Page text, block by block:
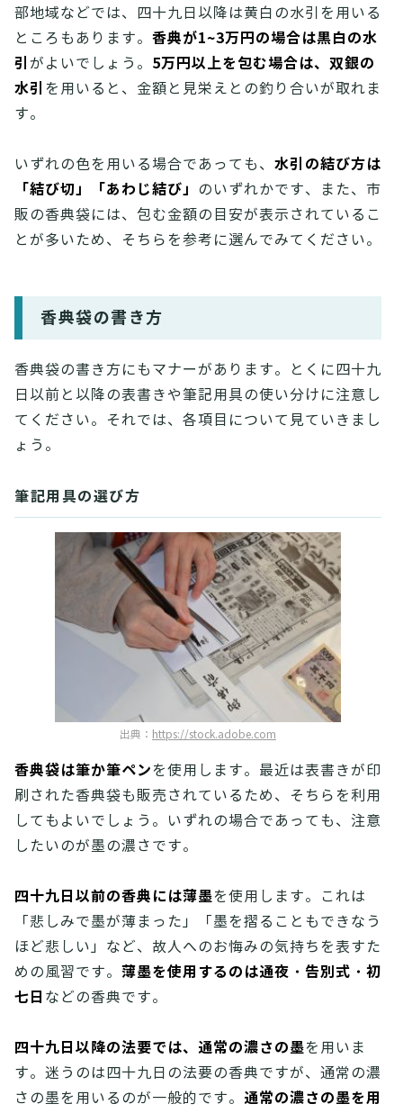
部地域などでは、四十九日以降は黄白の水引を用いる
ところもあります。 香典が1~3万円の場合は黒白の水
引 がよいでしょう。 5万円以上を包む場合は、双銀の
水引 を用いると、金額と見栄えとの釣り合いが取れま
す。
いずれの色を用いる場合であっても、 水引の結び方は
「結び切」「あわじ結び」
のいずれかです、また、市
販の香典袋には、包む金額の目安が表示されているこ
とが多いため、そちらを参考に選んでみてください。
香典袋の書き方
香典袋の書き方にもマナーがあります。とくに四十九
日以前と以降の表書きや筆記用具の使い分けに注意し
てください。それでは、各項目について見ていきまし
ょう。
筆記用具の選び方
出典： https://stock.adobe.com
香典袋は筆か筆ペン を使用します。最近は表書きが印
刷された香典袋も販売されているため、そちらを利用
してもよいでしょう。いずれの場合であっても、注意
したいのが墨の濃さです。
四十九日以前の香典には薄墨を使用します。これは
「悲しみで墨が薄まった」「墨を摺ることもできなう
ほど悲しい」など、故人へのお悔みの気持ちを表すた
めの風習です。 薄墨を使用するのは通夜・告別式・初
七日 などの香典です。
四十九日以降の法要では、通常の濃さの墨を用いま
す。迷うのは四十九日の法要の香典ですが、通常の濃
さの墨を用いるのが一般的です。 通常の濃さの墨を用